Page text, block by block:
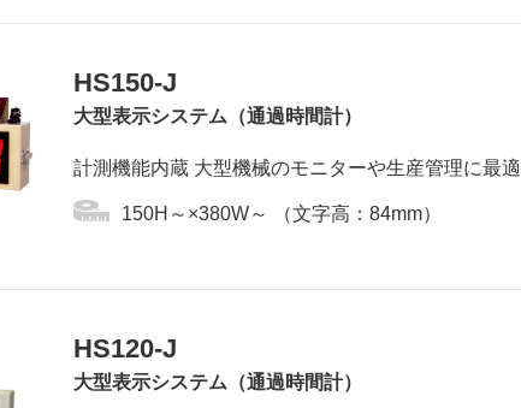
HS150-J
大型表示システム（通過時間計）
計測機能内蔵 大型機械のモニターや生産管理に最適
150H～×380W～ （文字高：84mm）
HS120-J
大型表示システム（通過時間計）